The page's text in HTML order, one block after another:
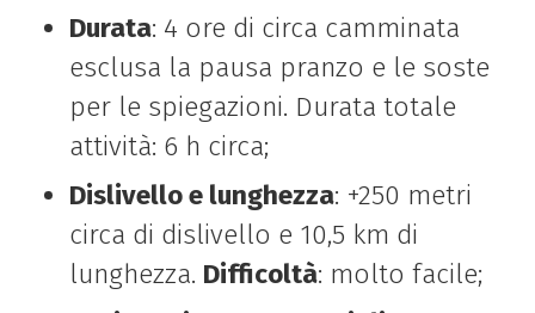
Durata: 4 ore di circa camminata
esclusa la pausa pranzo e le soste
per le spiegazioni. Durata totale
attività: 6 h circa;
Dislivello e lunghezza: +250 metri
circa di dislivello e 10,5 km di
lunghezza. Difficoltà: molto facile;